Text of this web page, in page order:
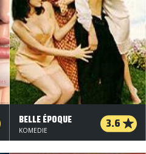
BELLE ÉPOQUE 3.6
KOMEDIE